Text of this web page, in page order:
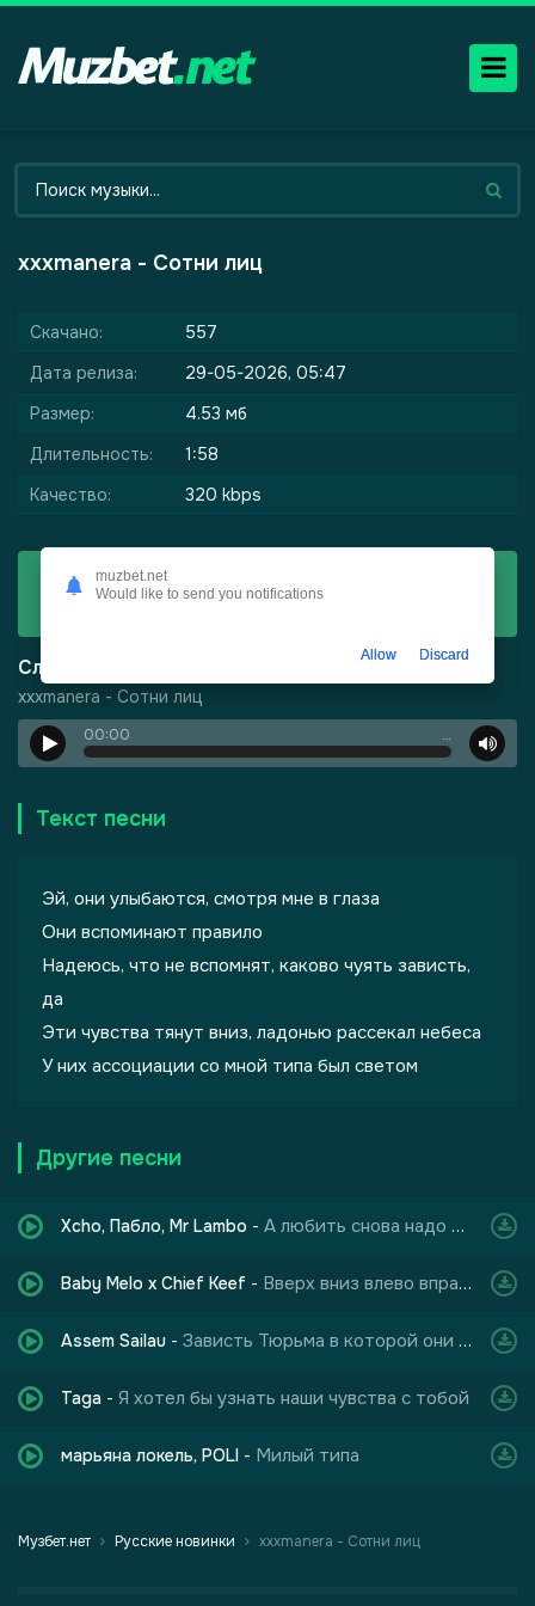
xxxmanera - Сотни лиц
Скачано:
557
Дата релиза:
29-05-2026, 05:47
Размер:
4.53 мб
Длительность:
1:58
Качество:
320 kbps
Скачать
Слушать
xxxmanera - Сотни лиц
00:00 …
Текст песни
Эй, они улыбаются, смотря мне в глаза
Они вспоминают правило
Надеюсь, что не вспомнят, каково чуять зависть,
да
Эти чувства тянут вниз, ладонью рассекал небеса
У них ассоциации со мной типа был светом
Другие песни
Xcho, Пабло, Mr Lambo - А любить снова надо ели эти чувства так надоели
Baby Melo x Chief Keef - Вверх вниз влево вправо двигай в тикток шалава
Assem Sailau - Зависть Тюрьма в которой они заперли себя сами
Taga - Я хотел бы узнать наши чувства с тобой
марьяна локель, POLI - Милый типа
Музбет.нет Русские новинки xxxmanera - Сотни лиц
muzbet.net
Would like to send you notifications
Allow Discard